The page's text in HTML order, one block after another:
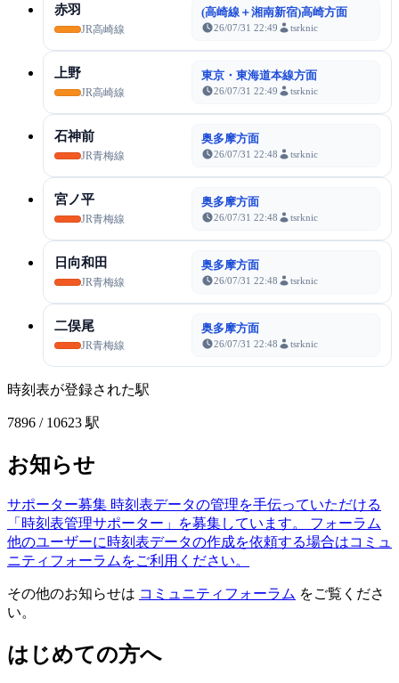
赤羽
JR高崎線
(高崎線＋湘南新宿)高崎方面
26/07/31 22:49 tsrknic
上野
JR高崎線
東京・東海道本線方面
26/07/31 22:49 tsrknic
石神前
JR青梅線
奥多摩方面
26/07/31 22:48 tsrknic
宮ノ平
JR青梅線
奥多摩方面
26/07/31 22:48 tsrknic
日向和田
JR青梅線
奥多摩方面
26/07/31 22:48 tsrknic
二俣尾
JR青梅線
奥多摩方面
26/07/31 22:48 tsrknic
時刻表が登録された駅
7896 / 10623 駅
お知らせ
サポーター募集 時刻表データの管理を手伝っていただける
「時刻表管理サポーター」を募集しています。
フォーラム
他のユーザーに時刻表データの作成を依頼する場合はコミュ
ニティフォーラムをご利用ください。
その他のお知らせは コミュニティフォーラム をご覧くださ
い。
はじめての方へ